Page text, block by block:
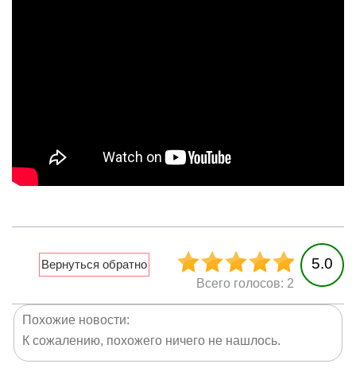
5.0
Всего голосов: 2
Похожие новости:
К сожалению, похожего ничего не нашлось.